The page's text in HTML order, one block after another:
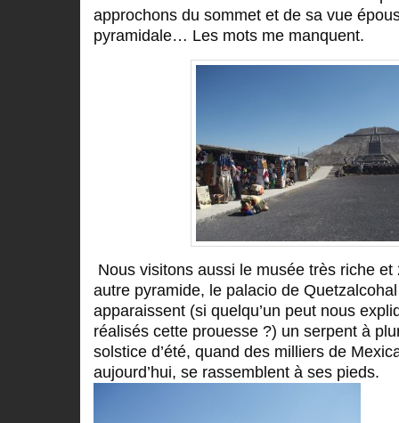
approchons du sommet et de sa vue
pyramidale… Les mots me manquent.
Nous visitons aussi le musée très riche
autre pyramide, le palacio de
apparaissent (si quelqu’un peut nous
réalisés cette prouesse ?) un serpent à
solstice d’été, quand des milliers de
aujourd’hui, se rassemblent à ses pieds.